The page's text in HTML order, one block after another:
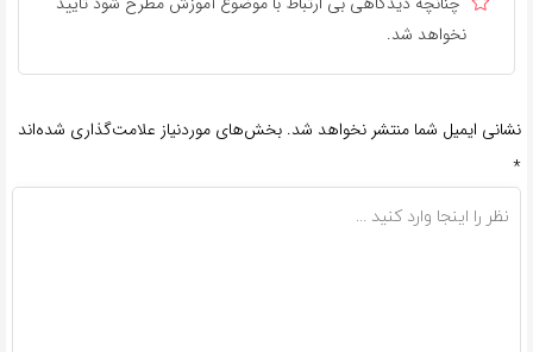
نخواهد شد.
نشانی ایمیل شما منتشر نخواهد شد. بخش‌های موردنیاز علامت‌گذاری شده‌اند
*